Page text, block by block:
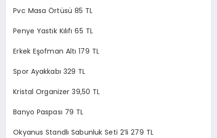
Pvc Masa Örtüsü 85 TL
Penye Yastık Kılıfı 65 TL
Erkek Eşofman Altı 179 TL
Spor Ayakkabı 329 TL
Kristal Organizer 39,50 TL
Banyo Paspası 79 TL
Okyanus Standlı Sabunluk Seti 2’li 279 TL